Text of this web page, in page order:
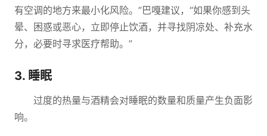
有空调的地方来最小化风险。”巴嘎建议，“如果你感到头
晕、困惑或恶心，立即停止饮酒，并寻找阴凉处、补充水
分，必要时寻求医疗帮助。”
3. 睡眠
过度的热量与酒精会对睡眠的数量和质量产生负面影
响。